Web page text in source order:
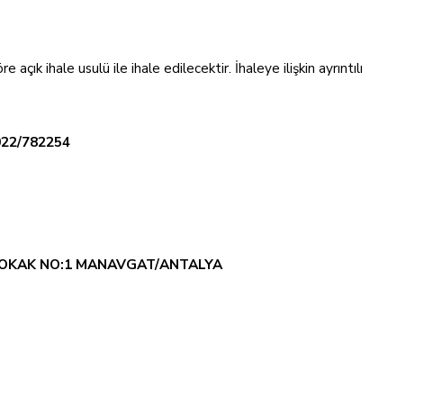
açık ihale usulü ile ihale edilecektir. İhaleye ilişkin ayrıntılı
782254
NO:1 MANAVGAT/ANTALYA